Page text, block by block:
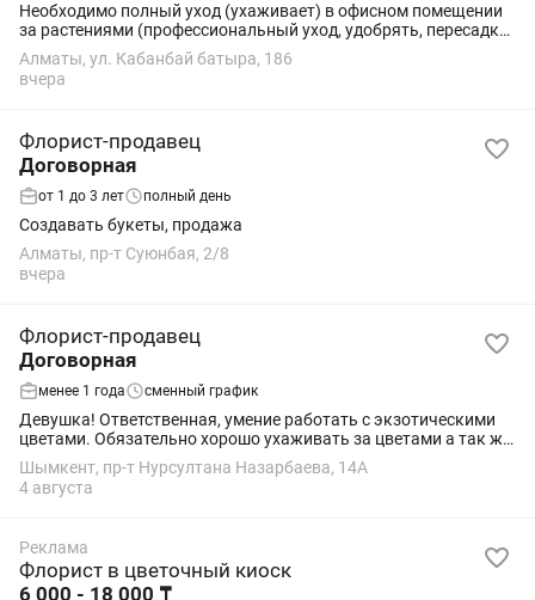
Необходимо полный уход (ухаживает) в офисном помещении
за растениями (профессиональный уход, удобрять, пересадка
итд)
Алматы, ул. Кабанбай батыра, 186
вчера
Флорист-продавец
Договорная
от 1 до 3 лет полный день
Создавать букеты, продажа
Алматы, пр-т Суюнбая, 2/8
вчера
Флорист-продавец
Договорная
менее 1 года сменный график
Девушка! Ответственная, умение работать с экзотическими
цветами. Обязательно хорошо ухаживать за цветами а так же
красиво продавать их! Приветливая, отзывчивая!♥️
Шымкент, пр-т Нурсултана Назарбаева, 14А
4 августа
Реклама
Флорист в цветочный киоск
6 000 - 18 000 ₸